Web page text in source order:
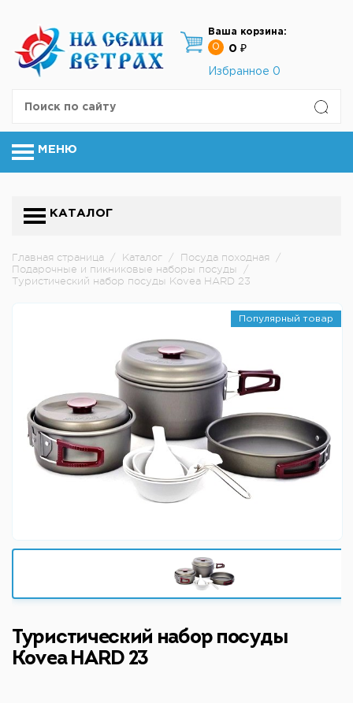
Ваша корзина:
0
0 ₽
Избранное 0
МЕНЮ
КАТАЛОГ
Главная страница / Каталог / Посуда походная
/
Подарочные и пикниковые наборы посуды
/
Туристический набор посуды Kovea HARD 23
Популярный товар
Туристический набор посуды
Kovea HARD 23